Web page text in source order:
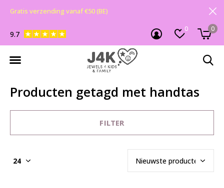
0 0
9.7
Gratis verzending vanaf €50 (BE)
Producten getagd met handtas
FILTER